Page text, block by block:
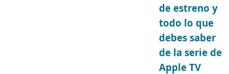
de estreno y
todo lo que
debes saber
de la serie de
Apple TV